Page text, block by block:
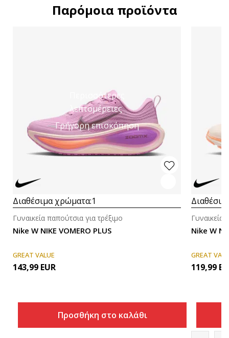
Παρόμοια προϊόντα
Περισσότερες
λεπτομέρειες
Γρήγορη επισκόπηση
Διαθέσιμα χρώματα:1
Nike W NIKE VOMERO PLUS
Γυναικεία παπούτσια για τρέξιμο
GREAT VALUE
143,99 EUR
Προσθήκη στο καλάθι
Nike W
Γυναικεία
GREAT
119,99